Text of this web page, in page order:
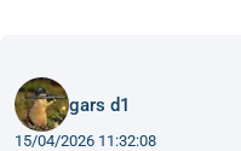
gars d1
15/04/2026 11:32:08